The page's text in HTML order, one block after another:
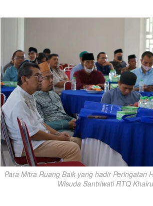
Para Mitra Ruang Baik yang hadir Peringatan
Wisuda Santriwati RTQ